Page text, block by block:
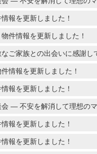
報を更新しました！
件情報を更新しました！
なご家族との出会いに感謝し
情報を更新しました！
報を更新しました！
― 不安を解消して理想のマ
報を更新しました！
報を更新しました！